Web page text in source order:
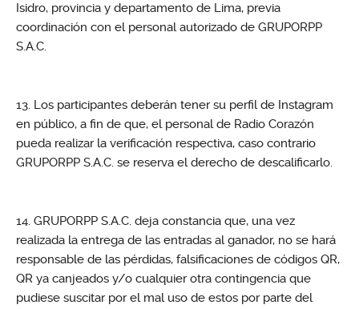
Isidro, provincia y departamento de Lima, previa
coordinación con el personal autorizado de GRUPORPP
S.A.C.
Los participantes deberán tener su perfil de Instagram
en público, a fin de que, el personal de Radio Corazón
pueda realizar la verificación respectiva, caso contrario
GRUPORPP S.A.C. se reserva el derecho de descalificarlo.
GRUPORPP S.A.C. deja constancia que, una vez
realizada la entrega de las entradas al ganador, no se hará
responsable de las pérdidas, falsificaciones de códigos QR,
QR ya canjeados y/o cualquier otra contingencia que
pudiese suscitar por el mal uso de estos por parte del